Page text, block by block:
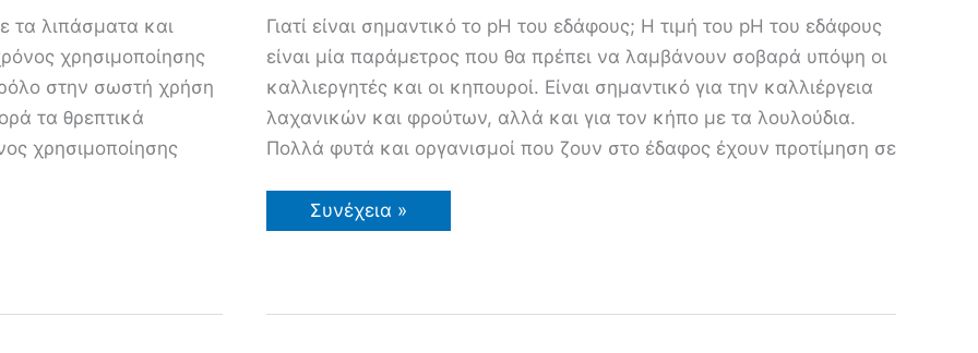
τα λιπάσματα και
χρησιμοποίησης
στην σωστή χρήση
τα θρεπτικά
χρησιμοποίησης
Γιατί είναι σημαντικό το pH του εδάφους; Η τιμή του pH του εδάφους
είναι μία παράμετρος που θα πρέπει να λαμβάνουν σοβαρά υπόψη οι
καλλιεργητές και οι κηπουροί. Είναι σημαντικό για την καλλιέργεια
λαχανικών και φρούτων, αλλά και για τον κήπο με τα λουλούδια.
Πολλά φυτά και οργανισμοί που ζουν στο έδαφος έχουν προτίμηση σε
pH
Εδάφους
Όσα
Συνέχεια »